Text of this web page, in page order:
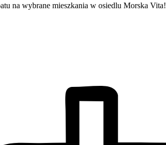
na wybrane mieszkania w osiedlu Morska Vita!